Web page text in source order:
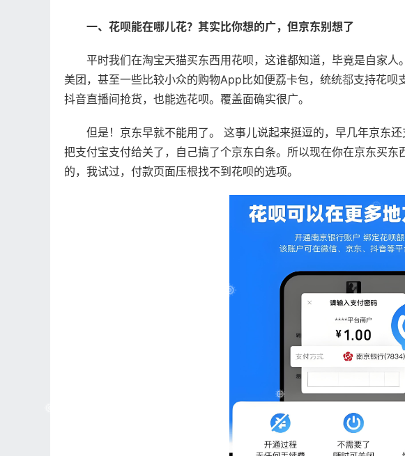
一、花呗能在哪儿花？其实比你想的广，但京东别想了
平时我们在淘宝天猫买东西用花呗，这谁都知道，毕竟是自家人
美团，甚至一些比较小众的购物App比如便荔卡包，统统都支持花
抖音直播间抢货，也能选花呗。覆盖面确实很广。
但是！京东早就不能用了。 这事儿说起来挺逗的，早几年京东
把支付宝支付给关了，自己搞了个京东白条。所以现在你在京东买
的，我试过，付款页面压根找不到花呗的选项。